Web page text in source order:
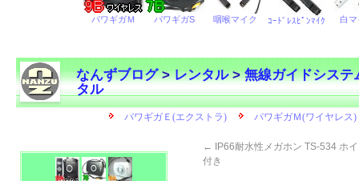
なんずブログ>レンタル>無線ガイドシステ
タル
←
IP66耐水性メガホン TS-534 ホ
付き